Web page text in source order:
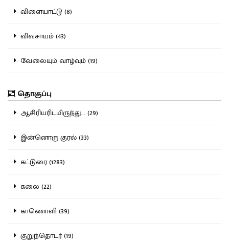
விளையாட்டு (8)
விவசாயம் (43)
வேலையும் வாழ்வும் (19)
தொகுப்பு
ஆசிரியரிடமிருந்து... (29)
இன்னொரு குரல் (33)
கட்டுரை (1283)
கலை (22)
காணொளி (39)
குறுந்தொடர் (19)